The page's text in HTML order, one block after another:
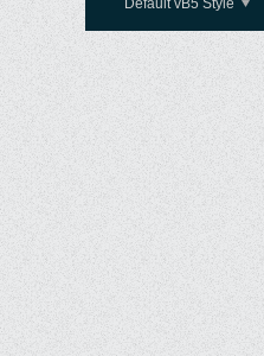
Default vB5 Style